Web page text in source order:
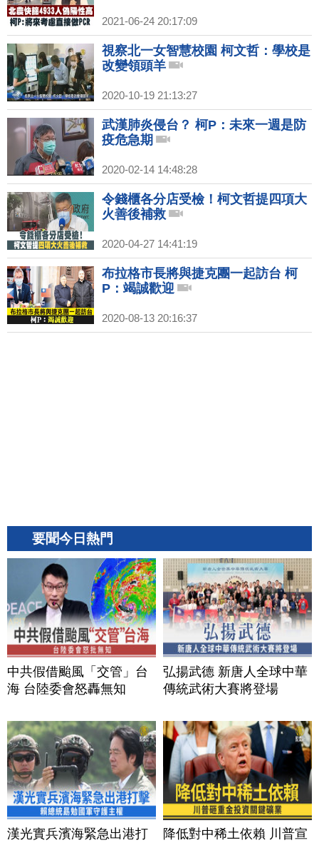
2021-06-24 20:17:09
視察北一女智慧校園 柯文哲：學校是
改變領頭羊
2020-10-19 21:13:27
武漢肺炎侵台？ 柯P：未來一週是防
疫危急期
2020-02-14 14:48:28
令錢櫃各分店受檢！柯文哲提四項大
火善後補救
2020-04-27 14:41:19
布拉格市長將與捷克團一起訪台 柯
P：竭誠歡迎
2020-08-13 20:16:37
要聞今日熱門
中共假借颱風「交管」台
海 台陸委會怒轟無知
弘揚武德 新唐人全球中華
傳統武術大賽將登場
漢光實兵濱海緊急出港打
降低對中稀土依賴 川普宣